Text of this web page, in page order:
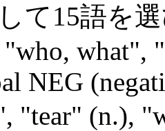
て15語を
what",
NEG
"tear" (n.),